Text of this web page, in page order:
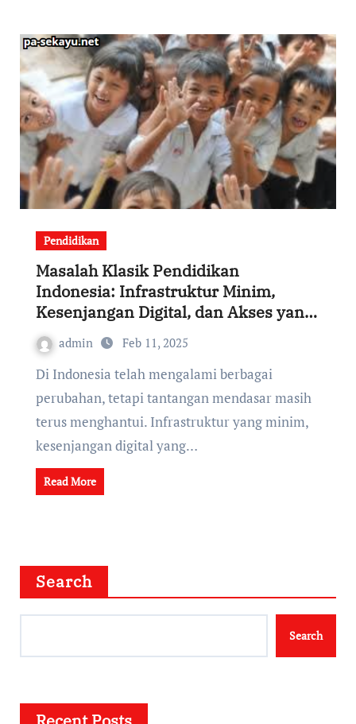
Pendidikan
Masalah Klasik Pendidikan
Indonesia: Infrastruktur Minim,
Kesenjangan Digital, dan Akses yang
Tidak Merata
admin Feb 11, 2025
Di Indonesia telah mengalami berbagai
perubahan, tetapi tantangan mendasar masih
terus menghantui. Infrastruktur yang minim,
kesenjangan digital yang…
Read More
Search
Search